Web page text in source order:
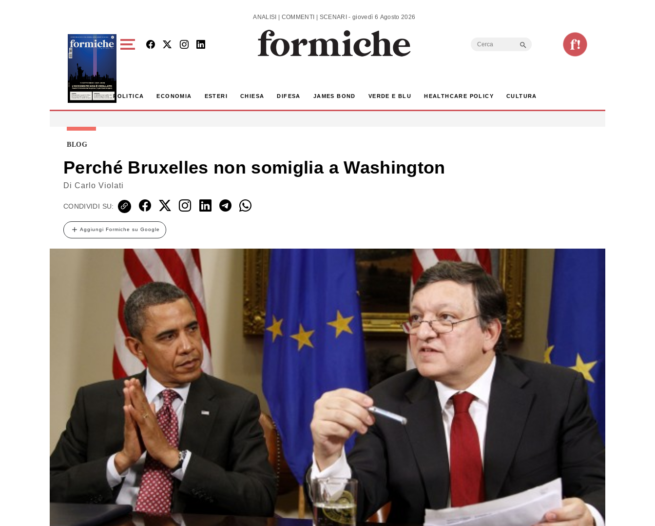
ANALISI | COMMENTI | SCENARI - giovedì 6 Agosto 2026
Search
POLITICA ECONOMIA ESTERI CHIESA DIFESA JAMES BOND VERDE E BLU HEALTHCARE POLICY CULTURA
BLOG
Perché Bruxelles non somiglia a Washington
Di Carlo Violati
CONDIVIDI SU:
Aggiungi Formiche su Google